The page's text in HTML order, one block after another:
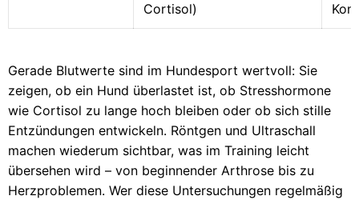
Cortisol)
Gerade Blutwerte sind im Hundesport wertvoll: Sie
zeigen, ob ein Hund überlastet ist, ob Stresshormone
wie Cortisol zu lange hoch bleiben oder ob sich stille
Entzündungen entwickeln. Röntgen und Ultraschall
machen wiederum sichtbar, was im Training leicht
übersehen wird – von beginnender Arthrose bis zu
Herzproblemen. Wer diese Untersuchungen regelmäßig